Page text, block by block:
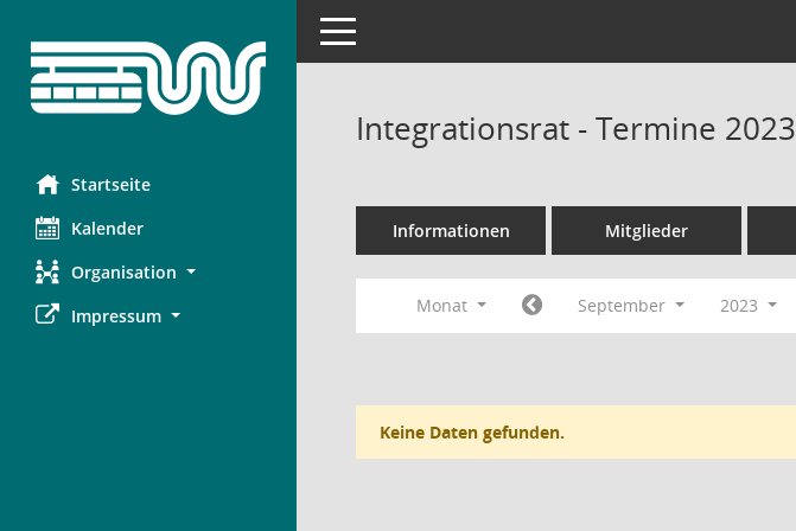
Startseite
Kalender
Organisation
Impressum
Toggle navigation
Integrationsrat - Termine 2023
Informationen Mitglieder
Monat September 2023
Keine Daten gefunden.